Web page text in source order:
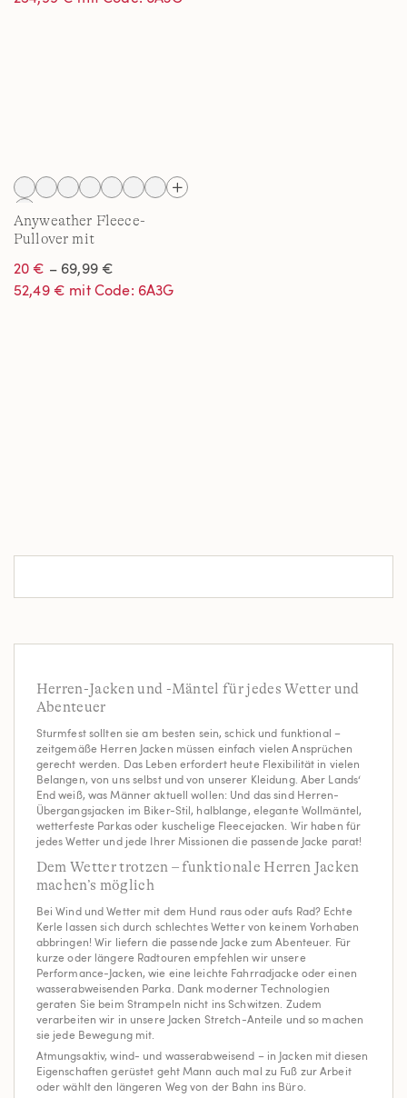
Anyweather Fleece-
Pullover mit
20 € – 69,99 €
52,49 € mit Code: 6A3G
Herren-Jacken und -Mäntel für jedes Wetter und
Abenteuer
Sturmfest sollten sie am besten sein, schick und funktional –
zeitgemäße Herren Jacken müssen einfach vielen Ansprüchen
gerecht werden. Das Leben erfordert heute Flexibilität in vielen
Belangen, von uns selbst und von unserer Kleidung. Aber Lands‘
End weiß, was Männer aktuell wollen: Und das sind Herren-
Übergangsjacken im Biker-Stil, halblange, elegante Wollmäntel,
wetterfeste Parkas oder kuschelige Fleecejacken. Wir haben für
jedes Wetter und jede Ihrer Missionen die passende Jacke parat!
Dem Wetter trotzen – funktionale Herren Jacken
machen’s möglich
Bei Wind und Wetter mit dem Hund raus oder aufs Rad? Echte
Kerle lassen sich durch schlechtes Wetter von keinem Vorhaben
abbringen! Wir liefern die passende Jacke zum Abenteuer. Für
kurze oder längere Radtouren empfehlen wir unsere
Performance-Jacken, wie eine leichte Fahrradjacke oder einen
wasserabweisenden Parka. Dank moderner Technologien
geraten Sie beim Strampeln nicht ins Schwitzen. Zudem
verarbeiten wir in unsere Jacken Stretch-Anteile und so machen
sie jede Bewegung mit.
Atmungsaktiv, wind- und wasserabweisend – in Jacken mit diesen
Eigenschaften gerüstet geht Mann auch mal zu Fuß zur Arbeit
oder wählt den längeren Weg von der Bahn ins Büro.